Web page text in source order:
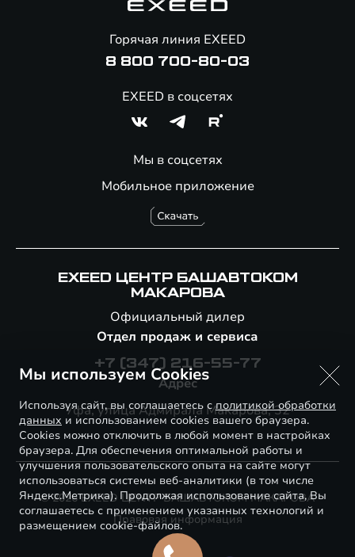
Мобильное приложение
Горячая линия EXEED
8 800 700-80-03
EXEED в соцсетях
Мы в соцсетях
EXEED ЦЕНТР БАШАВТОКОМ
МАКАРОВА
Официальный дилер
Отдел продаж и сервиса
+7 (347) 216-55-77
Адрес
Уфа, улица Адмирала Макарова, 32
© 2026 EXEED ЦЕНТР БАШАВТОКОМ МАКАРОВА
Правовая информация
Мы используем Cookies
Используя сайт, вы соглашаетесь сполитикой обработки
данных и использованием cookies вашего браузера.
Cookies можно отключить в любой момент в настройках
браузера. Для обеспечения оптимальной работы и
улучшения пользовательского опыта на сайте могут
использоваться системы веб-аналитики (в том числе
Яндекс.Метрика). Продолжая использование сайта, Вы
соглашаетесь с применением указанных технологий и
размещением cookie-файлов.